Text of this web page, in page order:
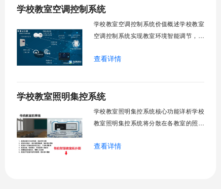
态光照追踪实时捕捉室外照度参数。光照
学校教室空调控制系统
学校教室空调控制系统价值概述学校教室
空调控制系统实现教室环境智能调节，提
管理全校空调设备，远程监控运行状态，
警。管理人员通过平台统一管控，减少人
工巡检工作量，延长设备使用寿命，节约
查看详情
学校教室照明集控系统
学校教室照明集控系统核心功能详析学校
教室照明集控系统将分散在各教室的照明
关、按需调光、定时策略、能耗监测、故
查看详情